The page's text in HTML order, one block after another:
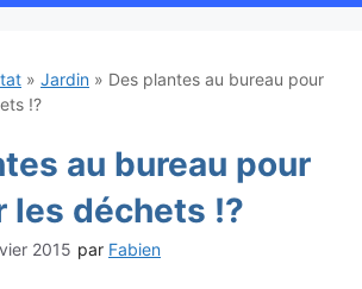
» Jardin » Des plantes au bureau pour
!?
au bureau pour
les déchets !?
2015 par Fabien